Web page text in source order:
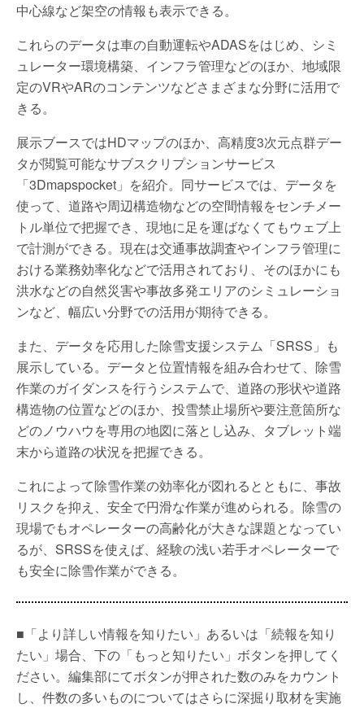
中心線など架空の情報も表示できる。
これらのデータは車の自動運転やADASをはじめ、シミ
ュレーター環境構築、インフラ管理などのほか、地域限
定のVRやARのコンテンツなどさまざまな分野に活用で
きる。
展示ブースではHDマップのほか、高精度3次元点群デー
タが閲覧可能なサブスクリプションサービス
「3Dmapspocket」を紹介。同サービスでは、データを
使って、道路や周辺構造物などの空間情報をセンチメー
トル単位で把握でき、現地に足を運ばなくてもウェブ上
で計測ができる。現在は交通事故調査やインフラ管理に
おける業務効率化などで活用されており、そのほかにも
洪水などの自然災害や事故多発エリアのシミュレーショ
ンなど、幅広い分野での活用が期待できる。
また、データを応用した除雪支援システム「SRSS」も
展示している。データと位置情報を組み合わせて、除雪
作業のガイダンスを行うシステムで、道路の形状や道路
構造物の位置などのほか、投雪禁止場所や要注意箇所な
どのノウハウを専用の地図に落とし込み、タブレット端
末から道路の状況を把握できる。
これによって除雪作業の効率化が図れるとともに、事故
リスクを抑え、安全で円滑な作業が進められる。除雪の
現場でもオペレーターの高齢化が大きな課題となってい
るが、SRSSを使えば、経験の浅い若手オペレーターで
も安全に除雪作業ができる。
■「より詳しい情報を知りたい」あるいは「続報を知り
たい」場合、下の「もっと知りたい」ボタンを押してく
ださい。編集部にてボタンが押された数のみをカウント
し、件数の多いものについてはさらに深掘り取材を実施